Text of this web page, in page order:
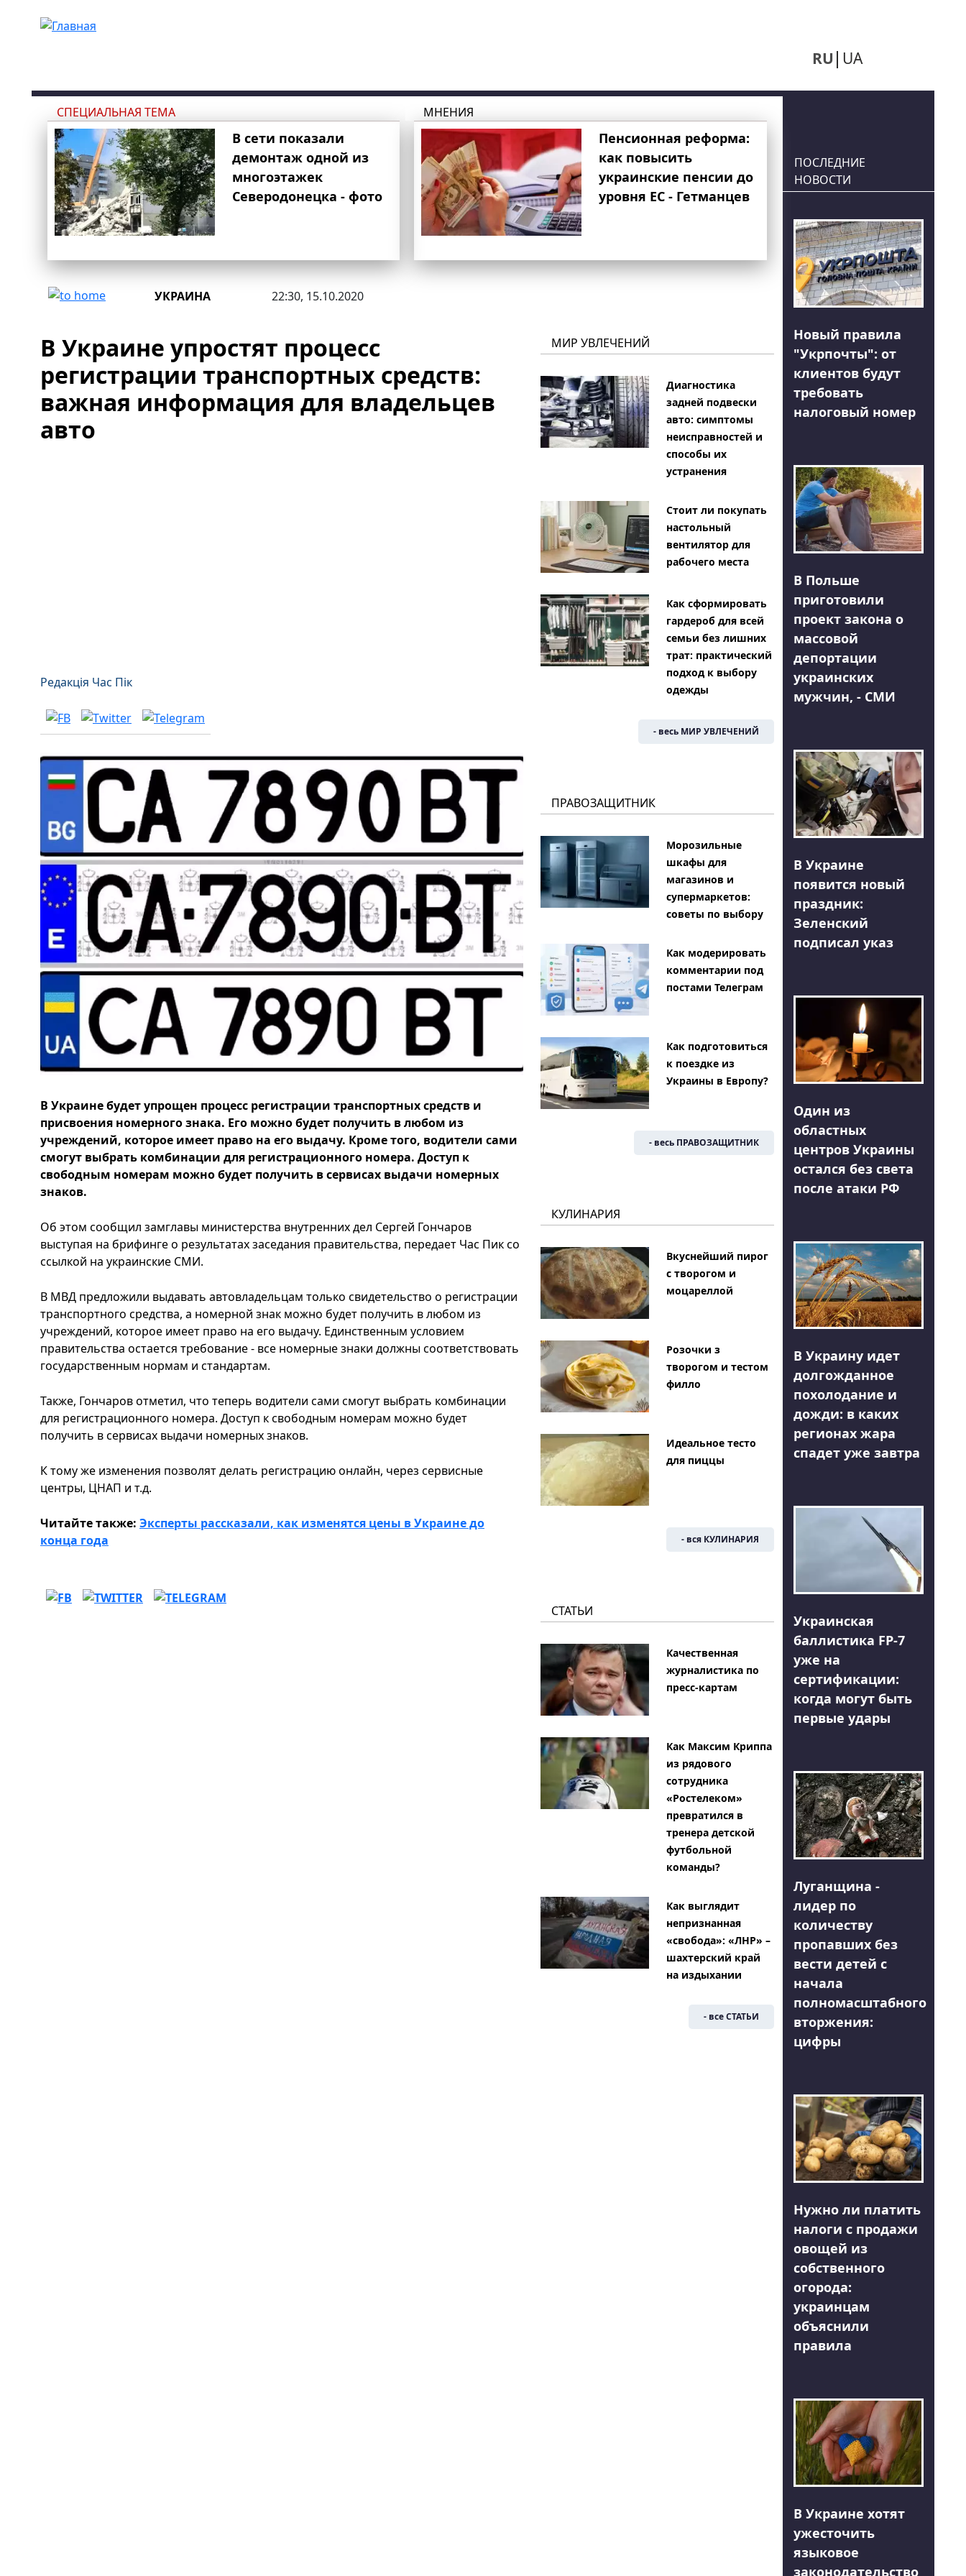
RU UA
СПЕЦИАЛЬНАЯ ТЕМА
В сети показали
демонтаж одной из
многоэтажек
Северодонецка - фото
МНЕНИЯ
Пенсионная реформа:
как повысить
украинские пенсии до
уровня ЕС - Гетманцев
УКРАИНА 22:30, 15.10.2020
В Украине упростят процесс
регистрации транспортных средств:
важная информация для владельцев
авто
Редакція Час Пік
В Украине будет упрощен процесс регистрации транспортных средств и
присвоения номерного знака. Его можно будет получить в любом из
учреждений, которое имеет право на его выдачу. Кроме того, водители сами
смогут выбрать комбинации для регистрационного номера. Доступ к
свободным номерам можно будет получить в сервисах выдачи номерных
знаков.
Об этом сообщил замглавы министерства внутренних дел Сергей Гончаров
выступая на брифинге о результатах заседания правительства, передает Час Пик со
ссылкой на украинские СМИ.
В МВД предложили выдавать автовладельцам только свидетельство о регистрации
транспортного средства, а номерной знак можно будет получить в любом из
учреждений, которое имеет право на его выдачу. Единственным условием
правительства остается требование - все номерные знаки должны соответствовать
государственным нормам и стандартам.
Также, Гончаров отметил, что теперь водители сами смогут выбрать комбинации
для регистрационного номера. Доступ к свободным номерам можно будет
получить в сервисах выдачи номерных знаков.
К тому же изменения позволят делать регистрацию онлайн, через сервисные
центры, ЦНАП и т.д.
Читайте также: Эксперты рассказали, как изменятся цены в Украине до
конца года
МИР УВЛЕЧЕНИЙ
Диагностика
задней подвески
авто: симптомы
неисправностей и
способы их
устранения
Стоит ли покупать
настольный
вентилятор для
рабочего места
Как сформировать
гардероб для всей
семьи без лишних
трат: практический
подход к выбору
одежды
- весь МИР УВЛЕЧЕНИЙ
ПРАВОЗАЩИТНИК
Морозильные
шкафы для
магазинов и
супермаркетов:
советы по выбору
Как модерировать
комментарии под
постами Телеграм
Как подготовиться
к поездке из
Украины в Европу?
- весь ПРАВОЗАЩИТНИК
КУЛИНАРИЯ
Вкуснейший пирог
с творогом и
моцареллой
Розочки з
творогом и тестом
филло
Идеальное тесто
для пиццы
- вся КУЛИНАРИЯ
СТАТЬИ
Качественная
журналистика по
пресс-картам
Как Максим Криппа
из рядового
сотрудника
«Ростелеком»
превратился в
тренера детской
футбольной
команды?
Как выглядит
непризнанная
«свобода»: «ЛНР» –
шахтерский край
на издыхании
- все СТАТЬИ
ПОСЛЕДНИЕ
НОВОСТИ
Новый правила
"Укрпочты": от
клиентов будут
требовать
налоговый номер
В Польше
приготовили
проект закона о
массовой
депортации
украинских
мужчин, - СМИ
В Украине
появится новый
праздник:
Зеленский
подписал указ
Один из
областных
центров Украины
остался без света
после атаки РФ
В Украину идет
долгожданное
похолодание и
дожди: в каких
регионах жара
спадет уже завтра
Украинская
баллистика FP-7
уже на
сертификации:
когда могут быть
первые удары
Луганщина -
лидер по
количеству
пропавших без
вести детей с
начала
полномасштабного
вторжения:
цифры
Нужно ли платить
налоги с продажи
овощей из
собственного
огорода:
украинцам
объяснили
правила
В Украине хотят
ужесточить
языковое
законодательство